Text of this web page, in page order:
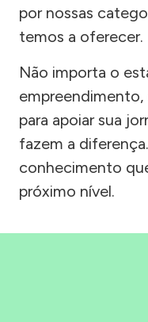
por nossas
temos a oferecer.
Não importa o
empreendimento,
para apoiar sua
fazem a
conhecimento
próximo nível.